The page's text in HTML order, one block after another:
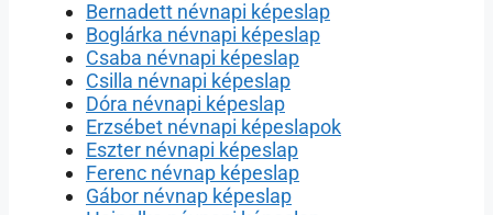
Bernadett névnapi képeslap
Boglárka névnapi képeslap
Csaba névnapi képeslap
Csilla névnapi képeslap
Dóra névnapi képeslap
Erzsébet névnapi képeslapok
Eszter névnapi képeslap
Ferenc névnap képeslap
Gábor névnap képeslap